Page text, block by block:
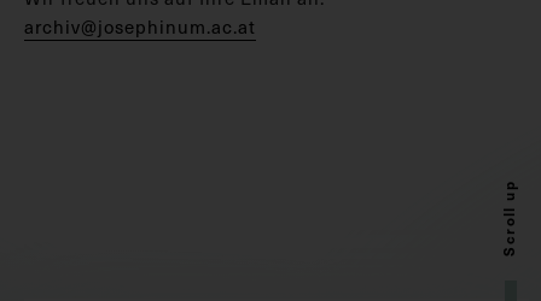
archiv@josephinum.ac.at
Scroll up